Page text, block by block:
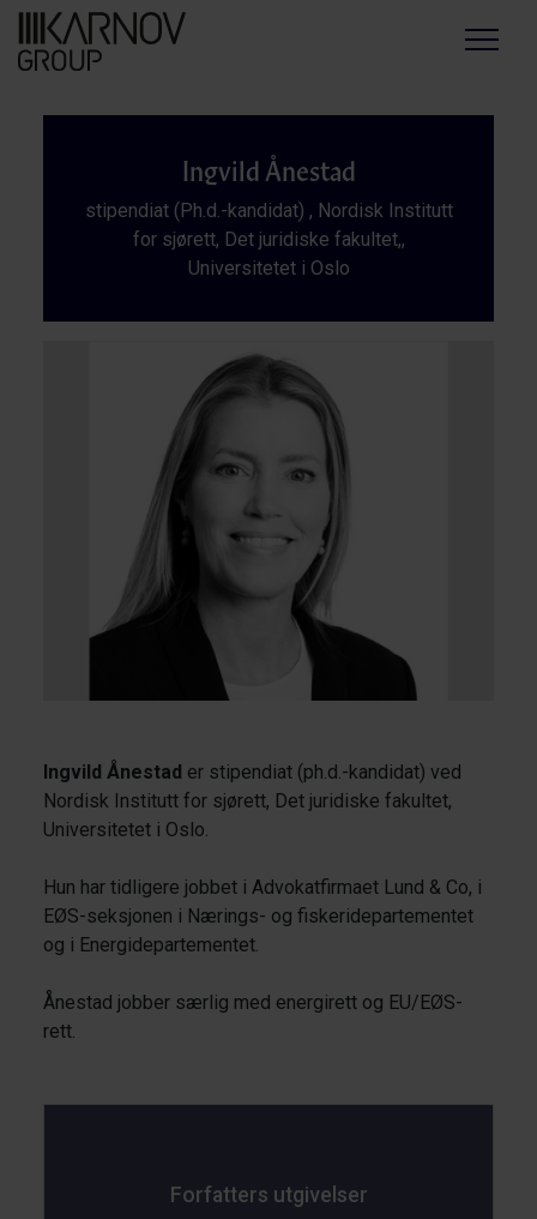
Menu
Ingvild Ånestad
stipendiat (Ph.d.-kandidat) , Nordisk Institutt
for sjørett, Det juridiske fakultet,,
Universitetet i Oslo
Ingvild Ånestad er stipendiat (ph.d.-kandidat) ved
Nordisk Institutt for sjørett, Det juridiske fakultet,
Universitetet i Oslo.
Hun har tidligere jobbet i Advokatfirmaet Lund & Co, i
EØS-seksjonen i Nærings- og fiskeridepartementet
og i Energidepartementet.
Ånestad jobber særlig med energirett og EU/EØS-
rett.
Forfatters utgivelser